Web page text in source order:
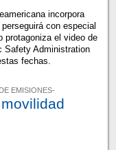
incorpora
con especial
protagoniza el video de
Safety Administration
fechas.
EMISIONES-